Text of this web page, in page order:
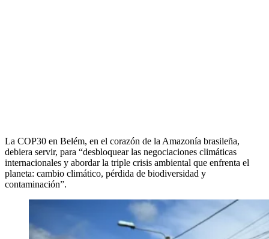
La COP30 en Belém, en el corazón de la Amazonía brasileña,
debiera servir, para “desbloquear las negociaciones climáticas
internacionales y abordar la triple crisis ambiental que enfrenta el
planeta: cambio climático, pérdida de biodiversidad y
contaminación”.